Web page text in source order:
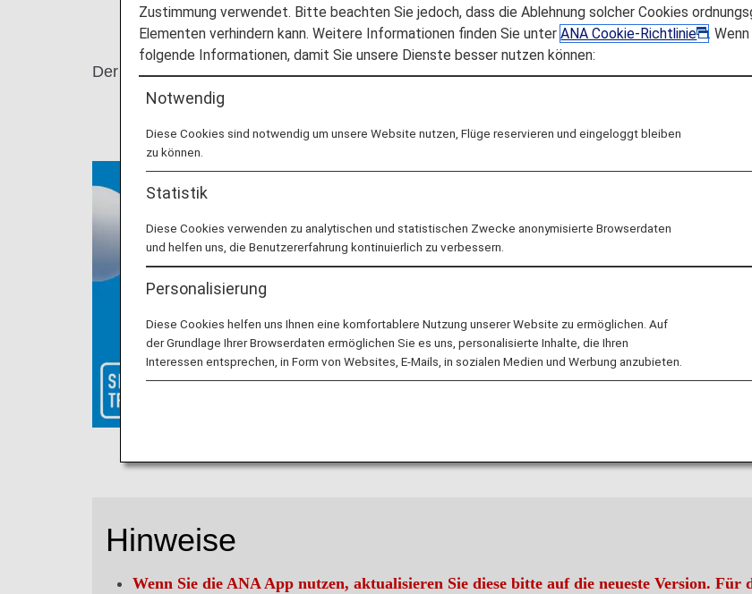
Der Online-Check-in ist ein Service, mit dem Sie 24 Stunden vor Abflug einchecken und
Hinweise
Wenn Sie die ANA App nutzen, aktualisieren Sie diese bitte auf die neueste Version. Für
Zustimmung verwendet. Bitte beachten Sie jedoch, dass die Ablehnung solcher Cookies
Elementen verhindern kann. Weitere Informationen finden Sie unterANA Cookie-Richtlinie
.
folgende Informationen, damit Sie unsere Dienste besser nutzen können:
Notwendig
Diese Cookies sind notwendig um unsere Website nutzen, Flüge reservieren und eingeloggt bleiben
zu können.
Statistik
Diese Cookies verwenden zu analytischen und statistischen Zwecke anonymisierte Browserdaten
und helfen uns, die Benutzererfahrung kontinuierlich zu verbessern.
Personalisierung
Diese Cookies helfen uns Ihnen eine komfortablere Nutzung unserer Website zu ermöglichen. Auf
der Grundlage Ihrer Browserdaten ermöglichen Sie es uns, personalisierte Inhalte, die Ihren
Interessen entsprechen, in Form von Websites, E-Mails, in sozialen Medien und Werbung anzubieten.